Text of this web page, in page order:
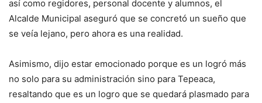
así como regidores, personal docente y alumnos, el
Alcalde Municipal aseguró que se concretó un sueño que
se veía lejano, pero ahora es una realidad.
Asimismo, dijo estar emocionado porque es un logró más
no solo para su administración sino para Tepeaca,
resaltando que es un logro que se quedará plasmado para